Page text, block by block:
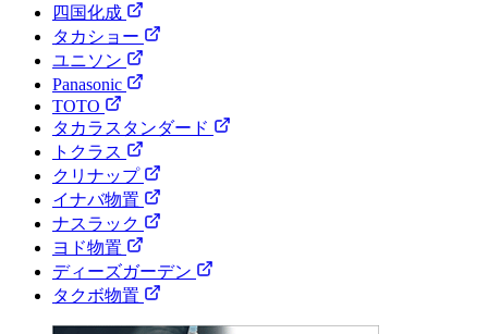
四国化成
タカショー
ユニソン
Panasonic
TOTO
タカラスタンダード
トクラス
クリナップ
イナバ物置
ナスラック
ヨド物置
ディーズガーデン
タクボ物置